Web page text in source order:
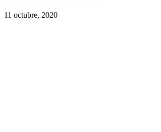
11 octubre, 2020